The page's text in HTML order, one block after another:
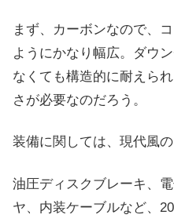
まず、カーボンなので、
ようにかなり幅広。ダウ
なくても構造的に耐えら
さが必要なのだろう。
装備に関しては、現代風
油圧ディスクブレーキ、
ヤ、内装ケーブルなど、